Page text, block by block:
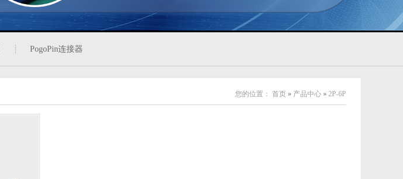
PogoPin连接器
您的位置： 首页 » 产品中心 » 2P-6P